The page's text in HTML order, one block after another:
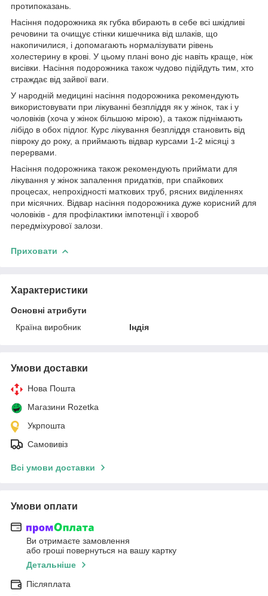
протипоказань.
Насіння подорожника як губка вбирають в себе всі шкідливі
речовини та очищує стінки кишечника від шлаків, що
накопичилися, і допомагають нормалізувати рівень
холестерину в крові. У цьому плані воно діє навіть краще, ніж
висівки. Насіння подорожника також чудово підійдуть тим, хто
страждає від зайвої ваги.
У народній медицині насіння подорожника рекомендують
використовувати при лікуванні безпліддя як у жінок, так і у
чоловіків (хоча у жінок більшою мірою), а також піднімають
лібідо в обох підлог. Курс лікування безпліддя становить від
півроку до року, а приймають відвар курсами 1-2 місяці з
перервами.
Насіння подорожника також рекомендують приймати для
лікування у жінок запалення придатків, при спайкових
процесах, непрохідності маткових труб, рясних виділеннях
при місячних. Відвар насіння подорожника дуже корисний для
чоловіків - для профілактики імпотенції і хвороб
передміхурової залози.
Приховати
Характеристики
Основні атрибути
Країна виробник
Індія
Умови доставки
Нова Пошта
Магазини Rozetka
Укрпошта
Самовивіз
Всі умови доставки
Умови оплати
Ви отримаєте замовлення
або гроші повернуться на вашу картку
Детальніше
Післяплата